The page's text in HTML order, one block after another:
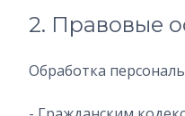
2. Правовые
Обработка